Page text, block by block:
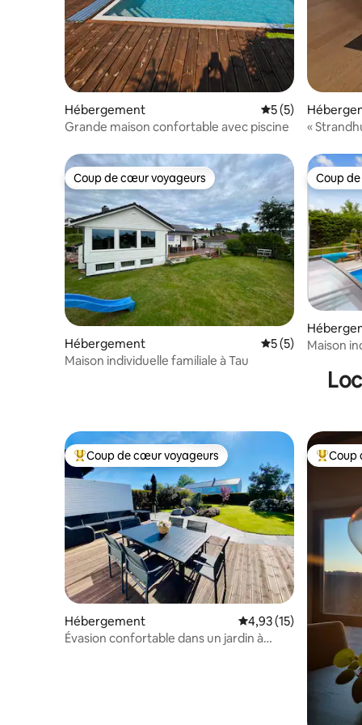
Hébergement Évaluation
5 (5)
Grande maison confortable avec piscine
«
Coup de cœur voyageurs
Coup de cœur voyageurs
Hébergement Évaluation
5 (5)
Maison individuelle familiale à Tau
Coup
Coup
Maison
Coups de cœur voyageurs les plus appréciés
Coup de cœur voyageurs
Hébergement Évaluation moyenne
4,93 (15)
Évasion confortable dans un jardin à
Coups
Coup